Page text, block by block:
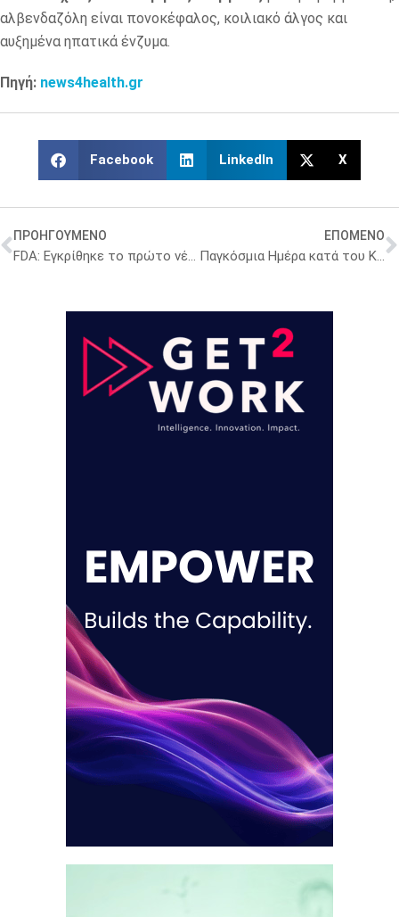
αλβενδαζόλη είναι πονοκέφαλος, κοιλιακό άλγος και
αυξημένα ηπατικά ένζυμα.
Πηγή: news4health.gr
Facebook LinkedIn X
ΠΡΟΗΓΟΥΜΕΝΟ
FDA: Εγκρίθηκε το πρώτο νέου τύπου αναλγητικό μετά από 20 χρόνια
ΕΠΟΜΕΝΟ
Παγκόσμια Ημέρα κατά του Καρκίνου: Ο ΠΙΣ συμμετέχει ενεργά στην ενημέρωση της κοινωνίας